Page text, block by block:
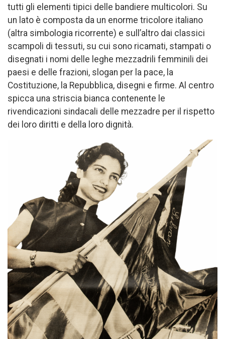
tutti gli elementi tipici delle bandiere multicolori. Su
un lato è composta da un enorme tricolore italiano
(altra simbologia ricorrente) e sull’altro dai classici
scampoli di tessuti, su cui sono ricamati, stampati o
disegnati i nomi delle leghe mezzadrili femminili dei
paesi e delle frazioni, slogan per la pace, la
Costituzione, la Repubblica, disegni e firme. Al centro
spicca una striscia bianca contenente le
rivendicazioni sindacali delle mezzadre per il rispetto
dei loro diritti e della loro dignità.